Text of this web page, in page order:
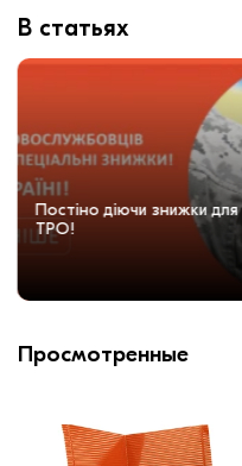
В статьях
Постіно діючи знижки
ТРО!
Просмотренные